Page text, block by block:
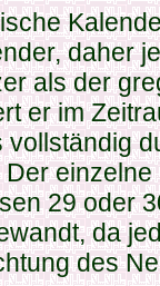
daher
als der
er im
vollständig
Der
29 oder
da
des